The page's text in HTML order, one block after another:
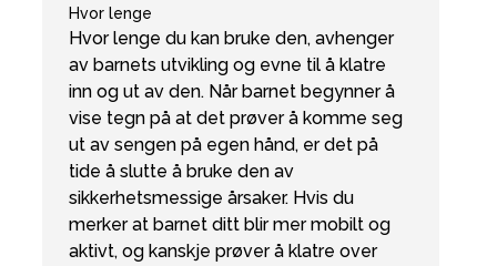
Hvor lenge
Hvor lenge du kan bruke den, avhenger
av barnets utvikling og evne til å klatre
inn og ut av den. Når barnet begynner å
vise tegn på at det prøver å komme seg
ut av sengen på egen hånd, er det på
tide å slutte å bruke den av
sikkerhetsmessige årsaker. Hvis du
merker at barnet ditt blir mer mobilt og
aktivt, og kanskje prøver å klatre over